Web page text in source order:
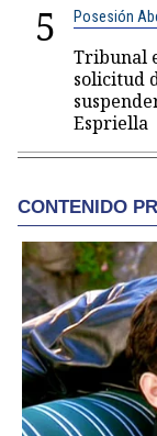
5 Posesión
Tribunal
solicitud
Espriella